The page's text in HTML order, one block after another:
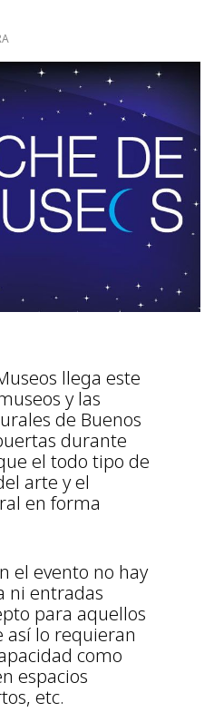
llega este
y las
de Buenos
durante
el todo tipo de
arte y el
en forma
el evento no hay
ni entradas
para aquellos
así lo requieran
como
espacios
etc.